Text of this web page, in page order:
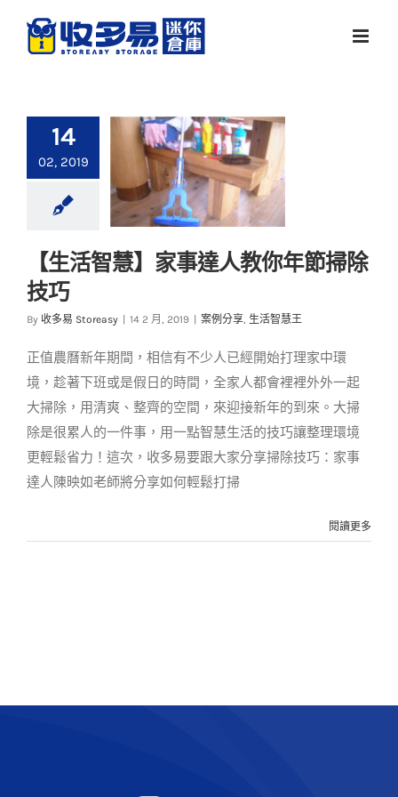
14
02, 2019
案例分享 生活智慧王
【生活智慧】家事達人教你年節掃除
技巧
By 收多易 Storeasy 14 2 月, 2019 案例分享, 生活智慧王
正值農曆新年期間，相信有不少人已經開始打理家中環
境，趁著下班或是假日的時間，全家人都會裡裡外外一起
大掃除，用清爽、整齊的空間，來迎接新年的到來。大掃
除是很累人的一件事，用一點智慧生活的技巧讓整理環境
更輕鬆省力！這次，收多易要跟大家分享掃除技巧：家事
達人陳映如老師將分享如何輕鬆打掃
閱讀更多